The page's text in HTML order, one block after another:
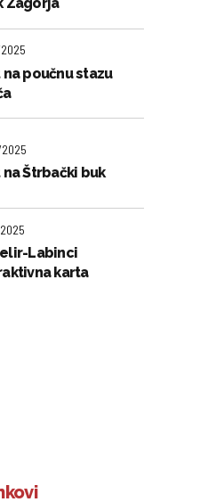
poučnu stazu
na Štrbački buk
Labinci
karta